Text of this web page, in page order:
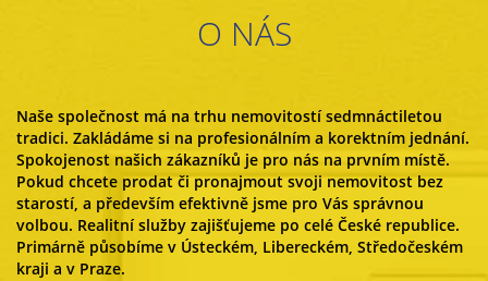
O NÁS
Naše společnost má na trhu nemovitostí sedmnáctiletou
tradici. Zakládáme si na profesionálním a korektním jednání.
Spokojenost našich zákazníků je pro nás na prvním místě.
Pokud chcete prodat či pronajmout svoji nemovitost bez
starostí, a především efektivně jsme pro Vás správnou
volbou. Realitní služby zajišťujeme po celé České republice.
Primárně působíme v Ústeckém, Libereckém, Středočeském
kraji a v Praze.